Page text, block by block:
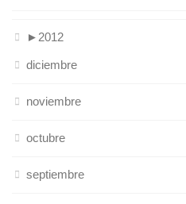
► 2012
diciembre
noviembre
octubre
septiembre